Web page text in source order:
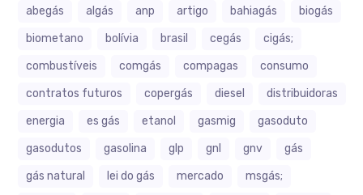
abegás algás anp artigo bahiagás
biogás
biometano
bolívia brasil cegás
cigás;
combustíveis
comgás compagas
consumo
contratos futuros
copergás diesel
distribuidoras
energia
es gás etanol gasmig
gasoduto
gasodutos
gasolina glp gnl gnv
gás
gás natural
lei do gás mercado
msgás;